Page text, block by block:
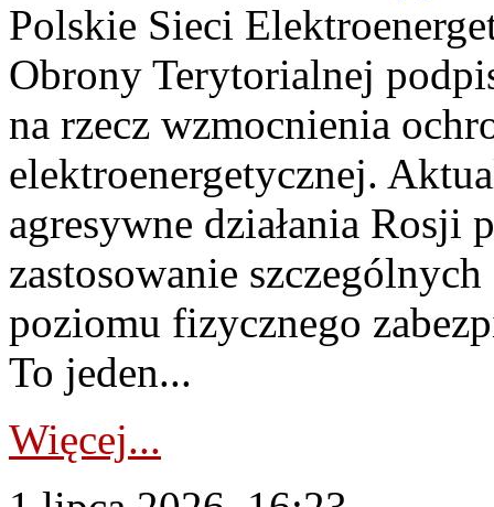
Polskie Sieci
Obrony Terytorialnej
na rzecz wzmocnienia
elektroenergetycznej.
agresywne działania Rosji
zastosowanie
poziomu fizycznego
To jeden...
Więcej...